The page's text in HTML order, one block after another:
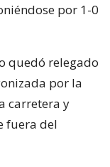
por 1-0
quedó relegado
por la
carretera y
fuera del